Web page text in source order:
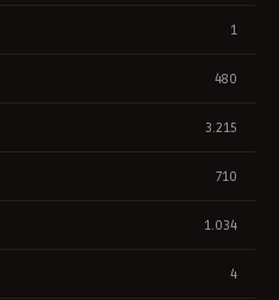
1
480
3.215
710
1.034
4